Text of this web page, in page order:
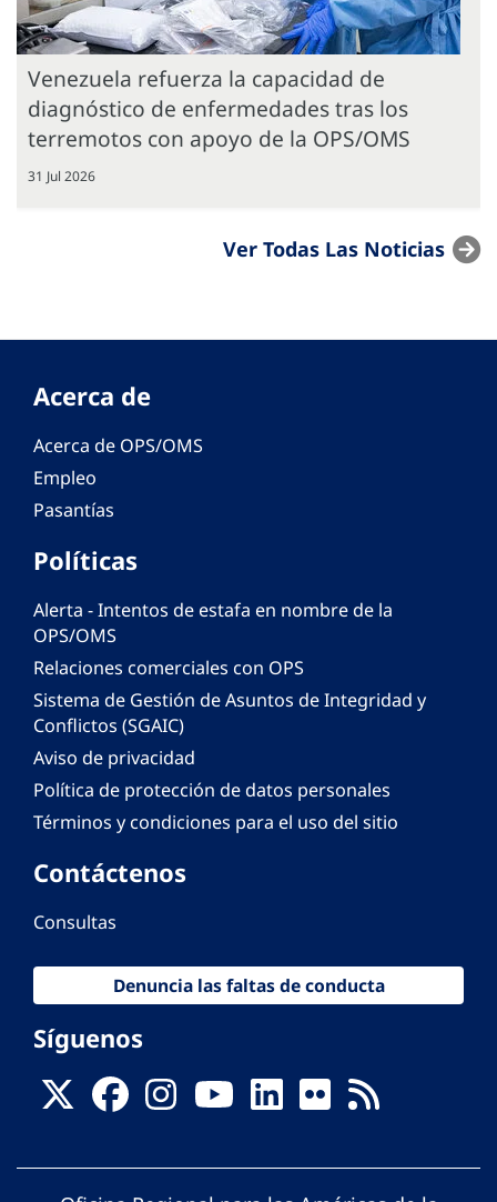
Venezuela refuerza la capacidad de
diagnóstico de enfermedades tras los
terremotos con apoyo de la OPS/OMS
31 Jul 2026
Ver Todas Las Noticias
Acerca de
Acerca de OPS/OMS
Empleo
Pasantías
Políticas
Alerta - Intentos de estafa en nombre de la
OPS/OMS
Relaciones comerciales con OPS
Sistema de Gestión de Asuntos de Integridad y
Conflictos (SGAIC)
Aviso de privacidad
Política de protección de datos personales
Términos y condiciones para el uso del sitio
Contáctenos
Consultas
Denuncia las faltas de conducta
Síguenos